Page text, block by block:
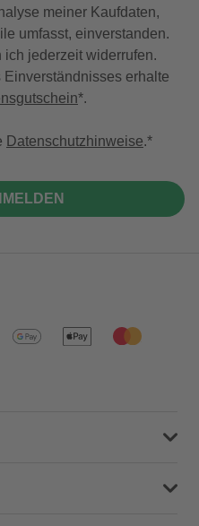
meiner Kaufdaten,
umfasst, einverstanden.
jederzeit widerrufen.
erhalte
*.
Datenschutzhinweise.